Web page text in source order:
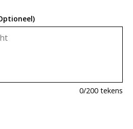
0/200 tekens